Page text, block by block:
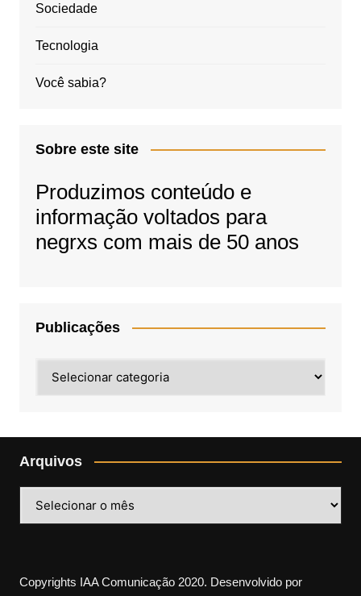
Sociedade
Tecnologia
Você sabia?
Sobre este site
Produzimos conteúdo e
informação voltados para
negrxs com mais de 50 anos
Publicações
Arquivos
Copyrights IAA Comunicação 2020. Desenvolvido por